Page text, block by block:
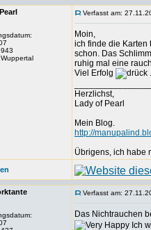
Verfasst am:
Moin,
ich finde die Karten
schon. Das
ruhig mal eine
Viel Erfolg
.
Herzlichst,
Lady of Pearl
Mein Blog.
http://
Übrigens, ich habe
Verfasst am:
Das Nichtrauchen
Ich